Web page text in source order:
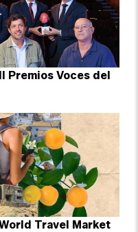
Premios Voces del
Travel Market